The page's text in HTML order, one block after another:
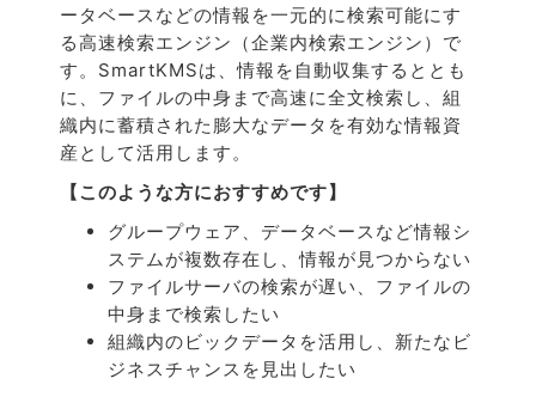
ータベースなどの情報を一元的に検索可能にす
る高速検索エンジン（企業内検索エンジン）で
す。SmartKMSは、情報を自動収集するととも
に、ファイルの中身まで高速に全文検索し、組
織内に蓄積された膨大なデータを有効な情報資
産として活用します。
【このような方におすすめです】
グループウェア、データベースなど情報シ
ステムが複数存在し、情報が見つからない
ファイルサーバの検索が遅い、ファイルの
中身まで検索したい
組織内のビックデータを活用し、新たなビ
ジネスチャンスを見出したい